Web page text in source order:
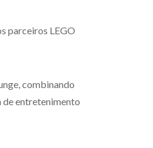
parceiros LEGO
combinando
de entretenimento